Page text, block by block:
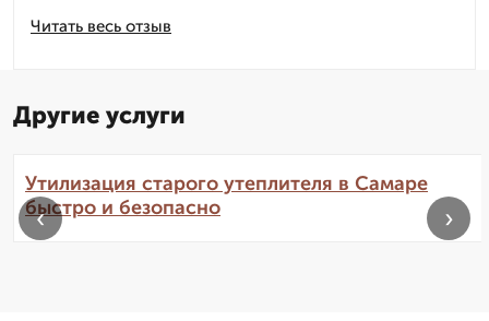
Читать весь отзыв
Другие услуги
Утилизация старого утеплителя в Самаре
быстро и безопасно
‹ ›